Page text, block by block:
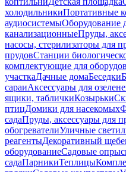
холодильникиПортативные
аудиосистемыОборудование
канализационныеПруды,
насосы, стерилизаторы для
прудовСтанции
комплектующие для
участкаДачные домаБеседки
сараиАксессуары для
ящики, табличкиКозырьки
птицДомики для насекомых
садаПруды, аксессуары для
обогревателиУличные
реагентыДекоративный
оборудованиеСадовые
садаПарникиТеплицы